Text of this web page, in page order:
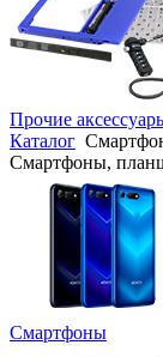
Прочие
Каталог
Смартфоны,
Смартфоны